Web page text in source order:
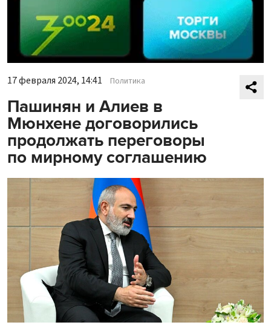
17 февраля 2024, 14:41 Политика
Пашинян и Алиев в
Мюнхене договорились
продолжать переговоры
по мирному соглашению